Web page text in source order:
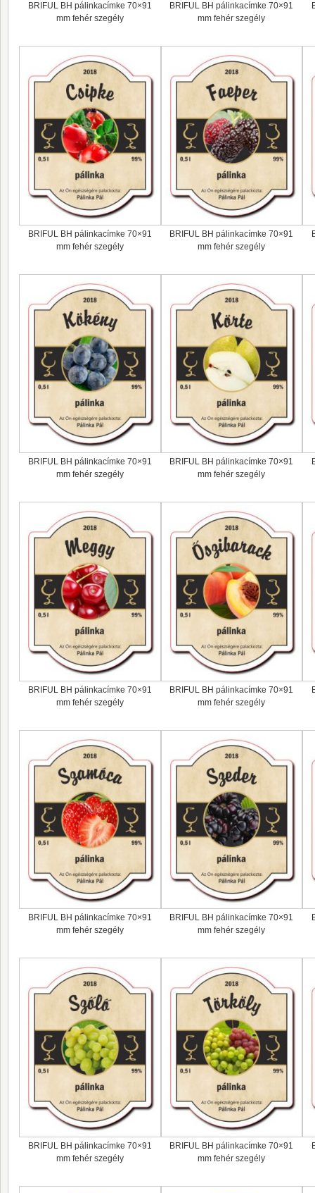
BRIFUL BH pálinkacímke 70×91
mm fehér szegély
BRIFUL BH pálinkacímke 70×91
mm fehér szegély
BRIFUL BH pálinkacímke 70×91
mm fehér szegély
BRIFUL BH pálinkacímke 70×91
mm fehér szegély
BRIFUL BH pálinkacímke 70×91
mm fehér szegély
BRIFUL BH pálinkacímke 70×91
mm fehér szegély
BRIFUL BH pálinkacímke 70×91
mm fehér szegély
BRIFUL BH pálinkacímke 70×91
mm fehér szegély
BRIFUL BH pálinkacímke 70×91
mm fehér szegély
BRIFUL BH pálinkacímke 70×91
mm fehér szegély
BRIFUL BH pálinkacímke 70×91
mm fehér szegély
BRIFUL BH pálinkacímke 70×91
mm fehér szegély